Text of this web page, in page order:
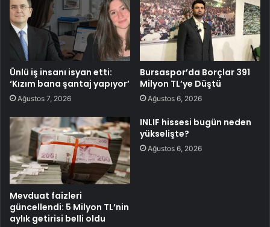
Ünlü iş insanı isyan etti:
‘Kızım bana şantaj yapıyor’
Ağustos 7, 2026
Bursaspor’da Borçlar 391
Milyon TL’ye Düştü
Ağustos 6, 2026
Mevduat faizleri
güncellendi: 5 Milyon TL’nin
aylık getirisi belli oldu
INLIF hissesi bugün neden
yükselişte?
Ağustos 6, 2026